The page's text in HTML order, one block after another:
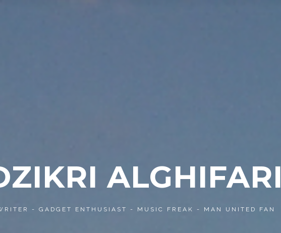
ALGHIFARI
- GADGET ENTHUSIAST - MUSIC FREAK - MAN UNITED FAN